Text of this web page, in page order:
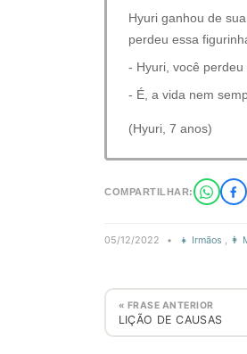
Hyuri ganhou de
perdeu essa
- Hyuri, você
- É, a vida nem
(Hyuri, 7 anos)
COMPARTILHAR:
05/12/2022 • 👧 Irmãos , 👩
« FRASE ANTERIOR
LIÇÃO DE CAUSAS